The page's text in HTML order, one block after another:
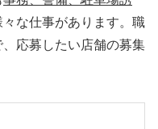
々な仕事があります。職
応募したい店舗の募集